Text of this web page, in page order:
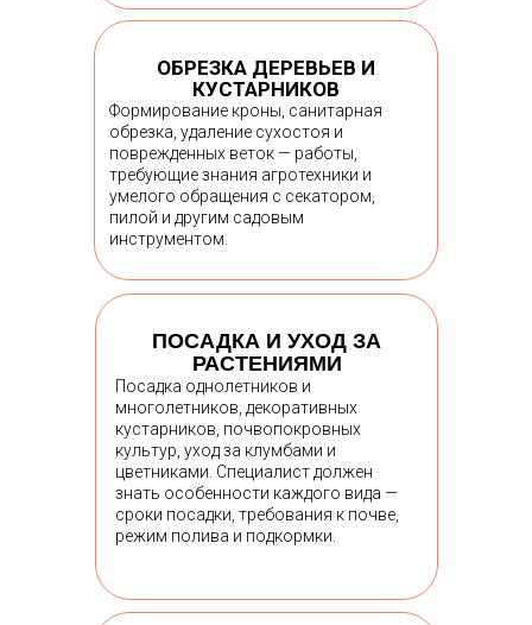
ПОСАДКА И УХОД ЗА
РАСТЕНИЯМИ
Посадка однолетников и
многолетников, декоративных
кустарников, почвопокровных
культур, уход за клумбами и
цветниками. Специалист должен
знать особенности каждого вида —
сроки посадки, требования к почве,
режим полива и подкормки.
ОБРЕЗКА ДЕРЕВЬЕВ И
КУСТАРНИКОВ
Формирование кроны, санитарная
обрезка, удаление сухостоя и
поврежденных веток — работы,
требующие знания агротехники и
умелого обращения с секатором,
пилой и другим садовым
инструментом.